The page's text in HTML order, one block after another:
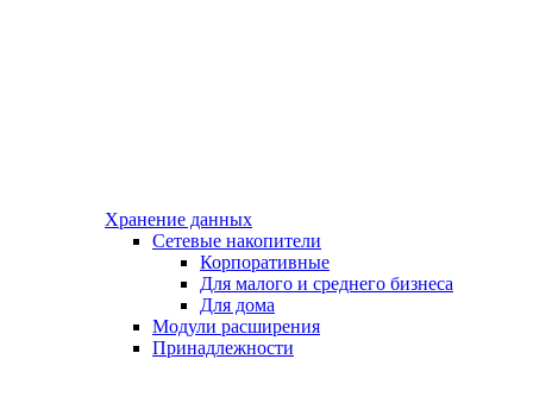
Хранение данных
Сетевые накопители
Корпоративные
Для малого и среднего бизнеса
Для дома
Модули расширения
Принадлежности